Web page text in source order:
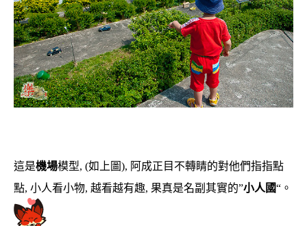
這是機場模型, (如上圖), 阿成正目不轉睛的對他們指指點
點, 小人看小物, 越看越有趣, 果真是名副其實的”小人國“。